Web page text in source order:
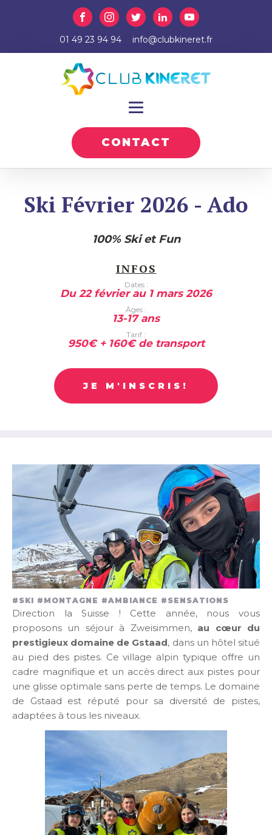
01 49 23 94 94 info@clubkineret.fr
CONTACT
Ski Février 2026 - Ado
100% Ski et Fun
INFOS
Dates :
Du 22 février au 1 mars 2026
Âges :
13-17 ans
Tarif :
950€ + 160€ de transport
JE M'INSCRIS!
#SKI #MONTAGNE #AMBIANCE #SENSATIONS
Direction la Suisse ! Cette année, nous vous
proposons un séjour à Zweisimmen, au cœur du
prestigieux domaine de Gstaad, dans un hôtel situé
au pied des pistes. Ce village alpin typique offre un
cadre magnifique et un accès direct aux pistes pour
une glisse optimale sans perte de temps. Le domaine
de Gstaad est réputé pour sa diversité de pistes,
adaptées à tous les niveaux.